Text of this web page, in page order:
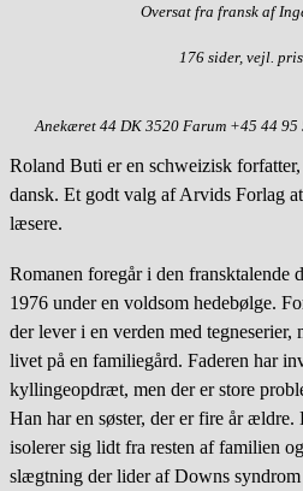
Oversat fra fransk af
176 sider, vejl.
Anekæret 44 DK 3520 Farum +45 44 95
Roland Buti er en schweizisk
dansk. Et godt valg af Arvids Forlag
læsere.
Romanen foregår i den fransktalende
1976 under en voldsom hedebølge.
der lever i en verden med tegneserier,
livet på en familiegård. Faderen har
kyllingeopdræt, men der er store
Han har en søster, der er fire år ældre.
isolerer sig lidt fra resten af familien
slægtning der lider af Downs